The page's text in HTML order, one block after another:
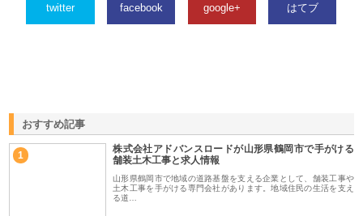
twitter facebook google+ はてブ
おすすめ記事
1
株式会社アドバンスロードが山形県鶴岡市で手がける
舗装土木工事と求人情報
山形県鶴岡市で地域の道路基盤を支える企業として、舗装工事や
土木工事を手がける専門会社があります。地域住民の生活を支え
る道…